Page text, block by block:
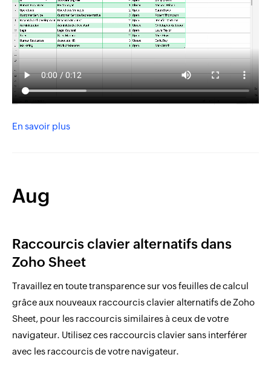
En savoir plus
Aug
Raccourcis clavier alternatifs dans
Zoho Sheet
Travaillez en toute transparence sur vos feuilles de calcul
grâce aux nouveaux raccourcis clavier alternatifs de Zoho
Sheet, pour les raccourcis similaires à ceux de votre
navigateur. Utilisez ces raccourcis clavier sans interférer
avec les raccourcis de votre navigateur.